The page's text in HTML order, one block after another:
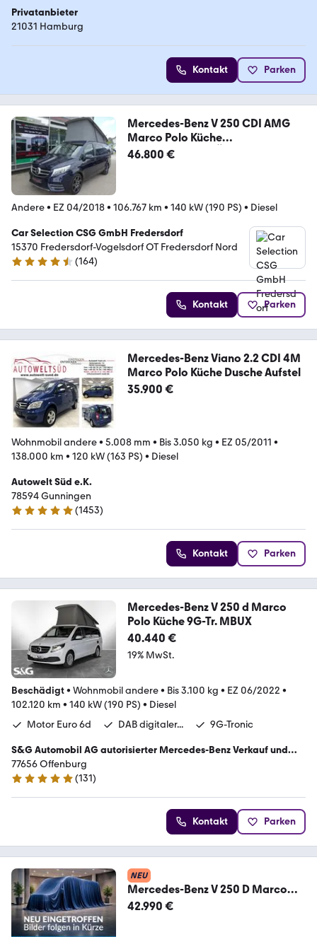
Privatanbieter
21031 Hamburg
Kontakt Parken
Mercedes-Benz V 250 CDI AMG
Marco Polo Küche
ACC/STDHZG/eTÜR/A
46.800 €
Andere• EZ 04/2018• 106.767 km • 140 kW (190 PS) • Diesel
Car Selection CSG GmbH Fredersdorf
15370 Fredersdorf-Vogelsdorf OT Fredersdorf Nord
4.6 Sterne
(164)
Kontakt Parken
Mercedes-Benz Viano 2.2 CDI 4M
Marco Polo Küche Dusche Aufstel
35.900 €
Wohnmobil andere• 5.008 mm • Bis 3.050 kg • EZ 05/2011 •
138.000 km • 120 kW (163 PS) • Diesel
Autowelt Süd e.K.
78594 Gunningen
4.9 Sterne
(1453)
Kontakt Parken
Mercedes-Benz V 250 d Marco
Polo Küche 9G-Tr. MBUX
40.440 €
19% MwSt.
Beschädigt• Wohnmobil andere• Bis 3.100 kg • EZ 06/2022 •
102.120 km • 140 kW (190 PS) • Diesel
Motor Euro 6d
DAB digitaler... 9G-Tronic
S&G Automobil AG autorisierter Mercedes-Benz Verkauf und
Service
77656 Offenburg
4.8 Sterne
(131)
Kontakt Parken
NEU
Mercedes-Benz V 250 D Marco
Polo
42.990 €